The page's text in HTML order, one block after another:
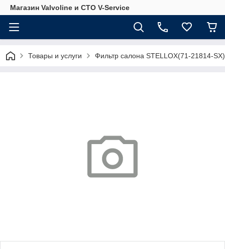
Магазин Valvoline и СТО V-Service
Товары и услуги Фильтр салона STELLOX(71-21814-SX)